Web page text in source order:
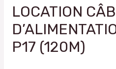
LOCATION
P17 (120M)